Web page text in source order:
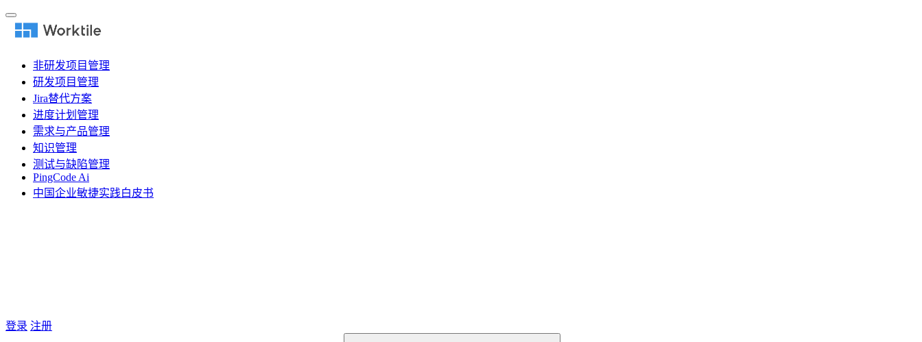
非研发项目管理
研发项目管理
Jira替代方案
进度计划管理
需求与产品管理
知识管理
测试与缺陷管理
PingCode Ai
中国企业敏捷实践白皮书
登录 注册